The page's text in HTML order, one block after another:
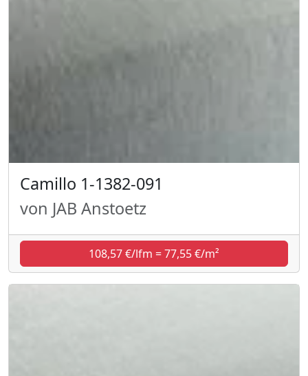
Camillo 1-1382-091
von JAB Anstoetz
108,57 €/lfm = 77,55 €/m²